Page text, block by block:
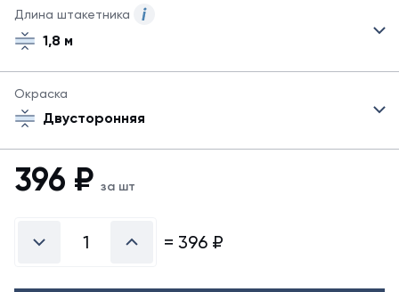
товара
возможные
Для
другого
Длина штакетника
1,8 м
Окраска
Двусторонняя
396 ₽ за шт
= 396 ₽